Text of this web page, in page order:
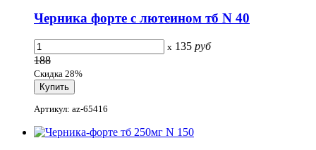
Черника форте с лютеином тб N 40
x 135 руб
188
Скидка 28%
Артикул: az-65416